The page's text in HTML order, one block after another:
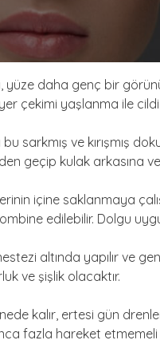
yüze daha genç bir
çekimi yaşlanma ile
sarkmış ve kırışmış
geçip kulak arkasına
içine saklanmaya
edilebilir. Dolgu
altında yapılır ve
ve şişlik olacaktır.
kalır, ertesi gün
fazla hareket etmemeli